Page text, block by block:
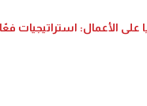
على الأعمال: استراتيجيات